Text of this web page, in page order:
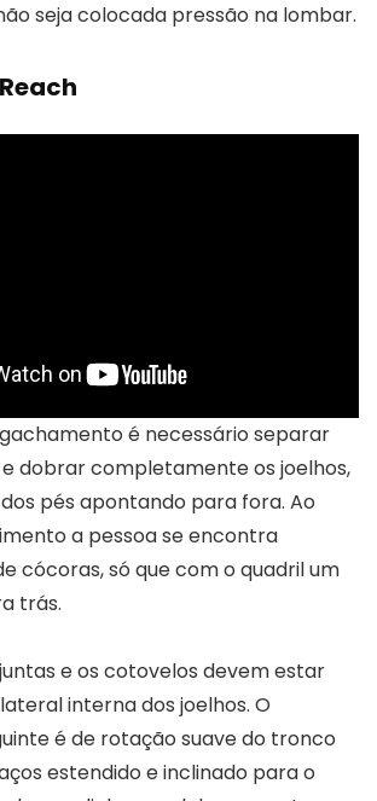
seja colocada pressão na lombar.
é necessário separar
dobrar completamente os joelhos,
pés apontando para fora. Ao
a pessoa se encontra
cócoras, só que com o quadril um
trás.
e os cotovelos devem estar
interna dos joelhos. O
é de rotação suave do tronco
estendido e inclinado para o